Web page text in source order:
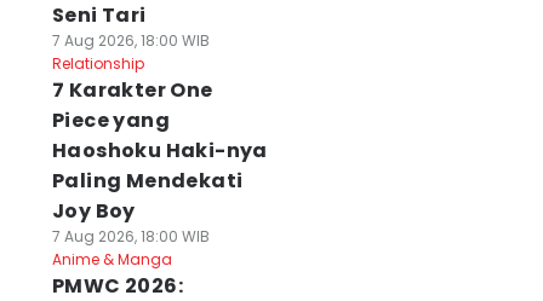
Seni Tari
7 Aug 2026, 18:00 WIB
Relationship
7 Karakter One
Piece yang
Haoshoku Haki-nya
Paling Mendekati
Joy Boy
7 Aug 2026, 18:00 WIB
Anime & Manga
PMWC 2026: